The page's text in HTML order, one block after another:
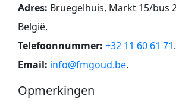
Adres: Bruegelhuis, Markt 15/bus
België.
Telefoonnummer: +32 11 60 61 71.
Email: info@fmgoud.be.
Opmerkingen